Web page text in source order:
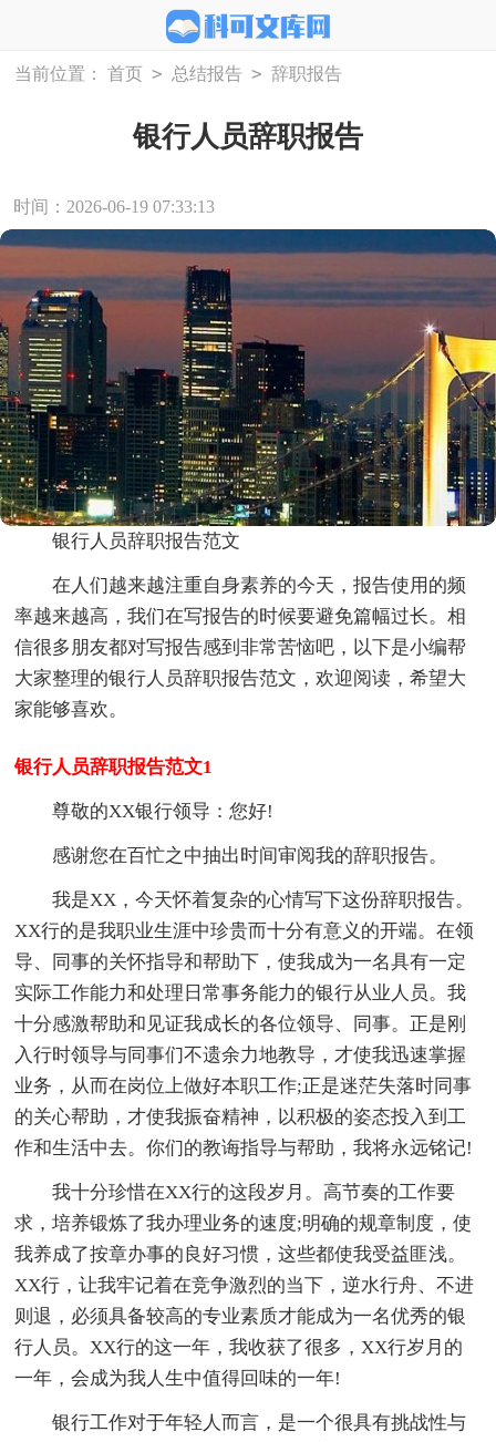
当前位置： 首页 > 总结报告 > 辞职报告
银行人员辞职报告
时间：2026-06-19 07:33:13
银行人员辞职报告范文
在人们越来越注重自身素养的今天，报告使用的频
率越来越高，我们在写报告的时候要避免篇幅过长。相
信很多朋友都对写报告感到非常苦恼吧，以下是小编帮
大家整理的银行人员辞职报告范文，欢迎阅读，希望大
家能够喜欢。
银行人员辞职报告范文1
尊敬的XX银行领导：您好!
感谢您在百忙之中抽出时间审阅我的辞职报告。
我是XX，今天怀着复杂的心情写下这份辞职报告。
XX行的是我职业生涯中珍贵而十分有意义的开端。在领
导、同事的关怀指导和帮助下，使我成为一名具有一定
实际工作能力和处理日常事务能力的银行从业人员。我
十分感激帮助和见证我成长的各位领导、同事。正是刚
入行时领导与同事们不遗余力地教导，才使我迅速掌握
业务，从而在岗位上做好本职工作;正是迷茫失落时同事
的关心帮助，才使我振奋精神，以积极的姿态投入到工
作和生活中去。你们的教诲指导与帮助，我将永远铭记!
我十分珍惜在XX行的这段岁月。高节奏的工作要
求，培养锻炼了我办理业务的速度;明确的规章制度，使
我养成了按章办事的良好习惯，这些都使我受益匪浅。
XX行，让我牢记着在竞争激烈的当下，逆水行舟、不进
则退，必须具备较高的专业素质才能成为一名优秀的银
行人员。XX行的这一年，我收获了很多，XX行岁月的
一年，会成为我人生中值得回味的一年!
银行工作对于年轻人而言，是一个很具有挑战性与